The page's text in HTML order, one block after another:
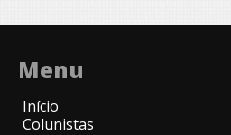
Menu
Início
Colunistas